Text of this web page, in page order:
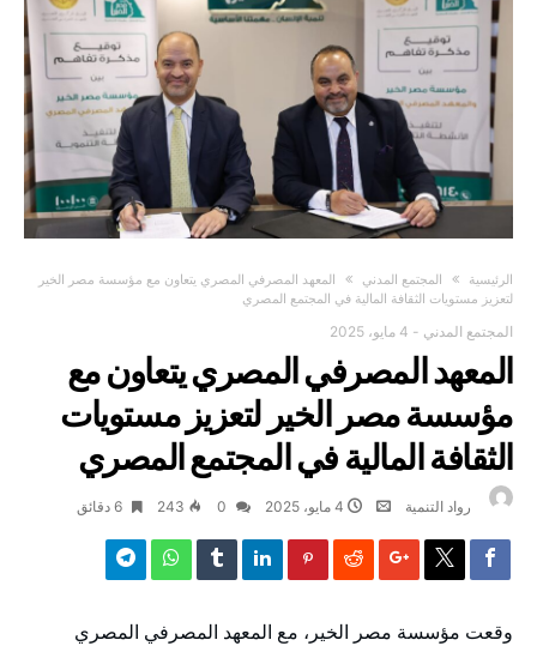
‫الرئيسية‬ المجتمع المدني
المعهد المصرفي المصري يتعاون مع مؤسسة مصر الخير
لتعزيز مستويات الثقافة المالية في المجتمع المصري
المجتمع المدني - 4 مايو، 2025
المعهد المصرفي المصري يتعاون مع
مؤسسة مصر الخير لتعزيز مستويات
الثقافة المالية في المجتمع المصري
رواد التنمية 4 مايو، 2025 243 6 ‫دقائق‬
وقعت مؤسسة مصر الخير، مع المعهد المصرفي المصري